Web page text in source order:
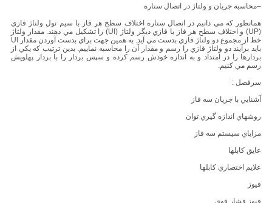
–محاسبه جريان و ولتاژ در اتصال ستاره
همانطور كه مي دانيم در اتصال ستاره اختلاف سطح هر فاز با سيم نول ولتاژ فازي
(UP) و اختلاف سطح هر فاز با فازي ديگر ولتاژ (Ul) را تشكيل مي دهند. مقدار ولتاژ
خط از مجموع دو ولتاژ فازي بدست مي آيد. به همين جهت براي بدست آوردن مقدار Ul
بايد برآيند دو ولتاژ فازي را رسم و مقدار آن را محاسبه نماييم. بدين ترتيب كه يكي از
بردارها را در امتداد و به اندازه خودش رسم كرده و سپس بردار را با بردار پهلويش
رسم مي كنيم.
سرفصل :
آشنايي با جريان سه فاز
روشهاي اندازه گيري توان
مزاياي سيستم سه فاز
عايق كابلها
علايم اختصاري كابلها
فيوز
فيوز فشار قوي